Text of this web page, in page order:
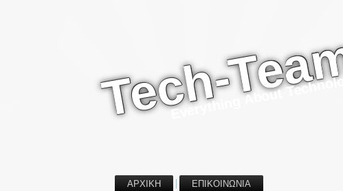
Tech-Everything About Technology
ΑΡΧΙΚΗ ΕΠΙΚΟΙΝΩΝΙΑ